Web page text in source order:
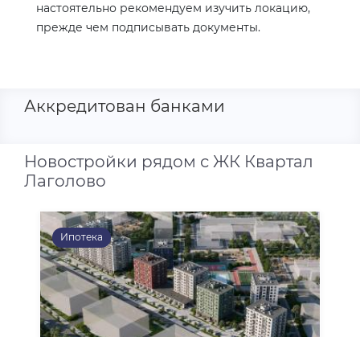
настоятельно рекомендуем изучить локацию,
прежде чем подписывать документы.
Аккредитован банками
Новостройки рядом с ЖК Квартал
Лаголово
Ипотека